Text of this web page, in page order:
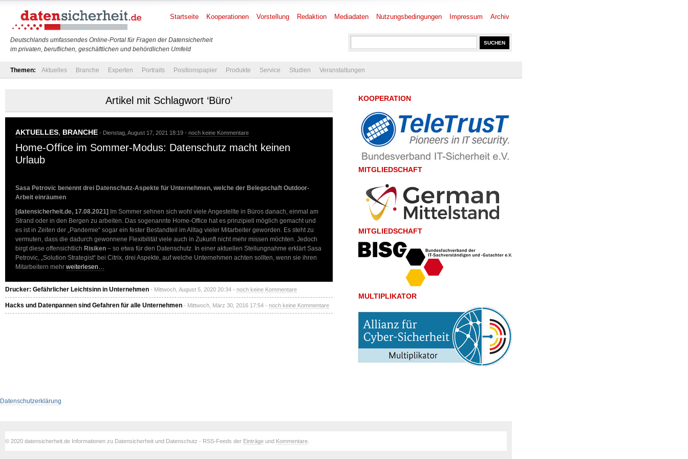
Deutschlands umfassendes Online-Portal für Fragen der Datensicherheit
im privaten, beruflichen, geschäftlichen und behördlichen Umfeld
Startseite Kooperationen Vorstellung Redaktion Mediadaten Nutzungsbedingungen Impressum Archiv
Themen: Aktuelles Branche Experten Portraits Positionspapier Produkte Service Studien Veranstaltungen
Artikel mit Schlagwort ‘Büro’
AKTUELLES, BRANCHE - Dienstag, August 17, 2021 18:19 - noch keine Kommentare
Home-Office im Sommer-Modus: Datenschutz macht keinen
Urlaub
Sasa Petrovic benennt drei Datenschutz-Aspekte für Unternehmen, welche der Belegschaft Outdoor-
Arbeit einräumen
[datensicherheit.de, 17.08.2021] Im Sommer sehnen sich wohl viele Angestellte in Büros danach, einmal am
Strand oder in den Bergen zu arbeiten. Das sogenannte Home-Office hat es prinzipiell möglich gemacht und
es ist in Zeiten der „Pandemie“ sogar ein fester Bestandteil im Alltag vieler Mitarbeiter geworden. Es steht zu
vermuten, dass die dadurch gewonnene Flexibilität viele auch in Zukunft nicht mehr missen möchten. Jedoch
birgt diese offensichtlich Risiken – so etwa für den Datenschutz. In einer aktuellen Stellungnahme erklärt Sasa
Petrovic, „Solution Strategist“ bei Citrix, drei Aspekte, auf welche Unternehmen achten sollten, wenn sie ihren
Mitarbeitern mehr weiterlesen…
Drucker: Gefährlicher Leichtsinn in Unternehmen - Mittwoch, August 5, 2020 20:34 - noch keine Kommentare
Hacks und Datenpannen sind Gefahren für alle Unternehmen - Mittwoch, März 30, 2016 17:54 - noch keine Kommentare
KOOPERATION
MITGLIEDSCHAFT
MITGLIEDSCHAFT
MULTIPLIKATOR
Datenschutzerklärung
© 2020 datensicherheit.de Informationen zu Datensicherheit und Datenschutz - RSS-Feeds der Einträge und Kommentare